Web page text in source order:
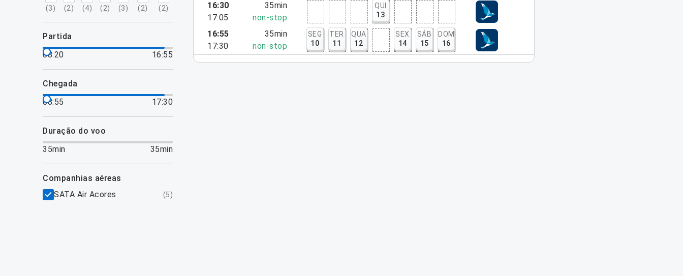
(3) (2) (4) (2) (3) (2) (2)
partida
08:20
16:55
chegada
08:55
17:30
duração do voo
35min
35min
companhias aéreas
SATA Air Acores
(5)
16:30
17:05
35min
non-stop
QUI
13
16:55
17:30
35min
non-stop
SEG
10
TER
11
QUA
12
SEX
14
SÁB
15
DOM
16